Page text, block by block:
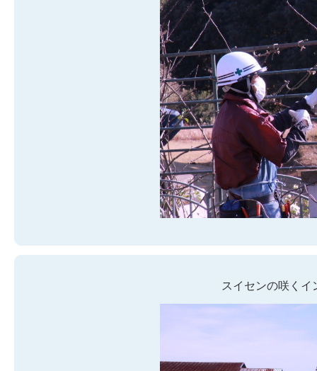
スイセンの咲くイ